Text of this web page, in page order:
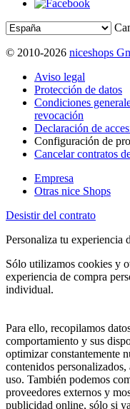
© 2010-2026 niceshops
Aviso legal
Protección de datos
Condiciones
revocación
Declaración de
Configuración de
Cancelar contratos
Empresa
Otras nice Shops
Desistir del contrato
Personaliza tu experiencia
Sólo utilizamos cookies y
experiencia de compra
individual.
Para ello, recopilamos
comportamiento y sus
optimizar constantemente
contenidos
uso. También podemos
proveedores externos y
publicidad online, sólo si